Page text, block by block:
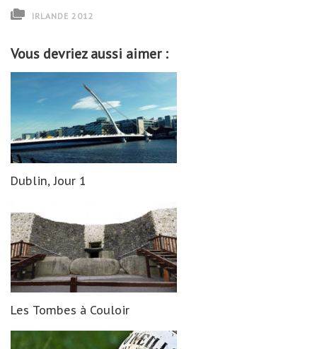
IRLANDE 2012
Vous devriez aussi aimer :
Dublin, Jour 1
Les Tombes à Couloir